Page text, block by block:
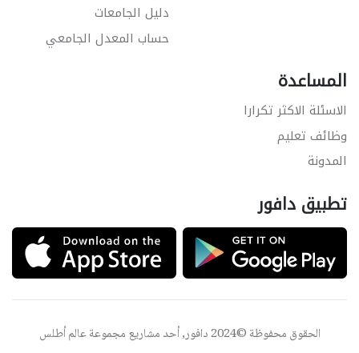
دليل الجامعات
حساب المعدل الجامعي
المساعدة
الاسئلة الاكثر تكرارا
وظائف تعليم
المدونة
تطبيق دافور
الحقوق محفوظة ©2024 دافور, أحد مشاريع مجموعة عالم أطلس